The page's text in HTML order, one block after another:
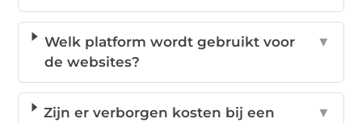
Welk platform wordt gebruikt voor
de websites?
▼
Zijn er verborgen kosten bij een
▼